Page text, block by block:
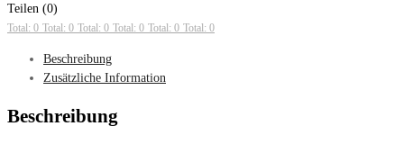
Teilen (0)
Total: 0 Total: 0 Total: 0 Total: 0 Total: 0 Total: 0
Beschreibung
Zusätzliche Information
Beschreibung